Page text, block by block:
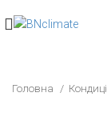
Головна